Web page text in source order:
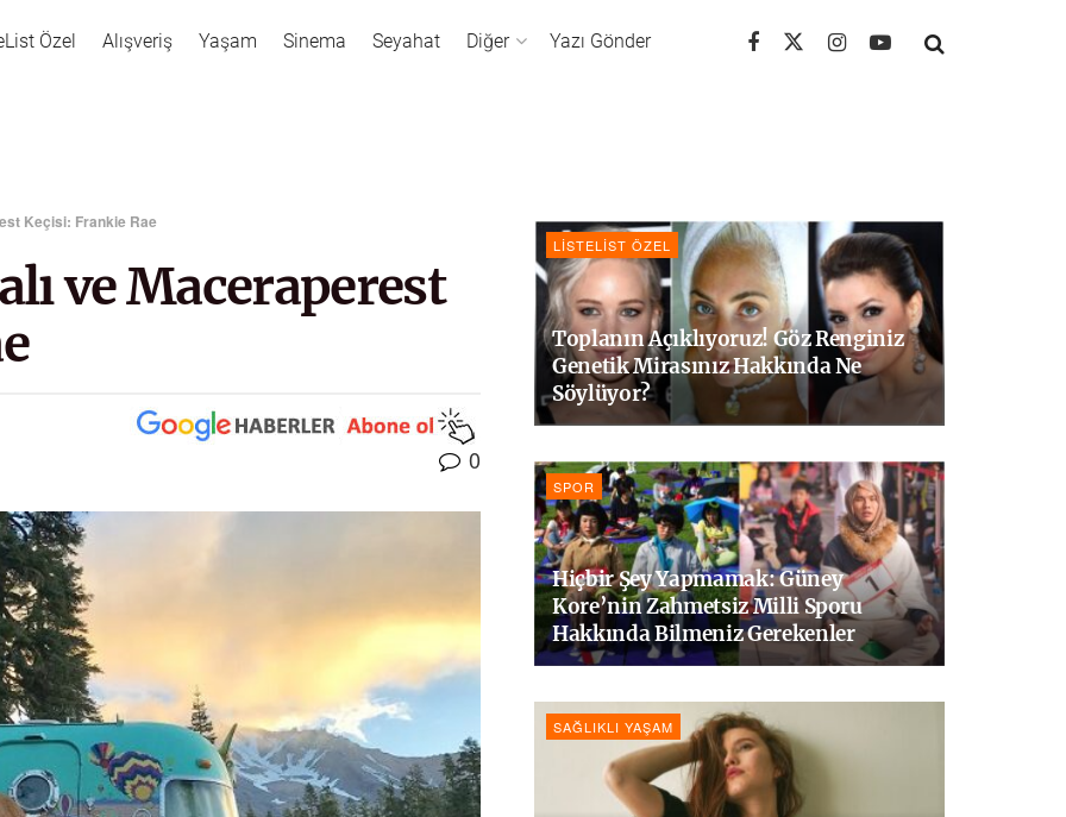
Özel Alışveriş Yaşam Sinema Seyahat Diğer Yazı Gönder
Keçisi: Frankie Rae
ve Maceraperest
0
LISTELIST ÖZEL
Toplanın Açıklıyoruz! Göz Renginiz
Genetik Mirasınız Hakkında Ne
Söylüyor?
SPOR
Hiçbir Şey Yapmamak: Güney
Kore’nin Zahmetsiz Milli Sporu
Hakkında Bilmeniz Gerekenler
SAĞLIKLI YAŞAM